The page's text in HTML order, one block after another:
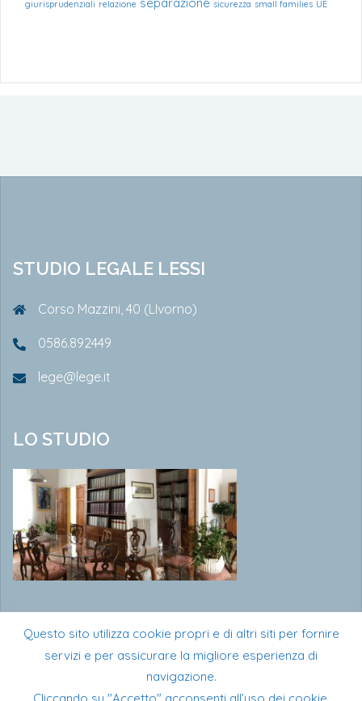
giurisprudenziali relazione sicurezza small families UE
STUDIO LEGALE LESSI
Corso Mazzini, 40 (LIvorno)
0586.892449
lege@lege.it
LO STUDIO
Questo sito utilizza cookie propri e di altri siti per fornire
servizi e per assicurare la migliore esperienza di
navigazione.